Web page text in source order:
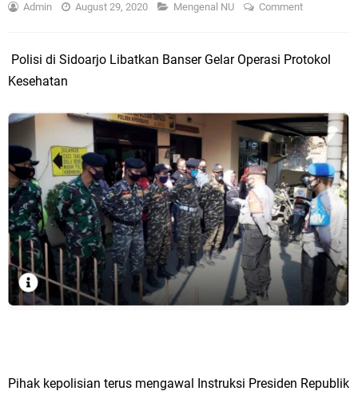
Admin August 29, 2020 Mengenal NU Comment
Polisi di Sidoarjo Libatkan Banser Gelar Operasi Protokol
Kesehatan
Pihak kepolisian terus mengawal Instruksi Presiden Republik